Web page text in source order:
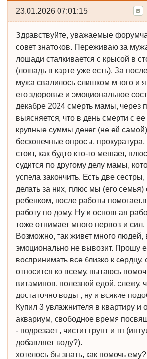
23.01.2026 07:01:15
Здравствуйте, уважаемые
совет знатоков. Переживаю за
лошади сталкивается с крысой в
(лошадь в карте уже есть). За
мужа свалилось слишком много и я
его здоровье и эмоциональное
декабре 2024 смерть мамы, через
выясняется, что в день смерти с
крупные суммы денег (не ей
бесконечные опросы, прокуратура,
стоит, как будто кто-то мешает,
судится по другому делу мамы,
успела закончить. Есть две
делать за них, плюс мы (его семья)
ребенком, после работы
работу по дому. Ну и основная
тоже отнимает много нервов и сил.
Возможно, так живет много людей,
эмоционально не вывозит. Прошу
воспринимать все близко к сердцу,
относится ко всему, пытаюсь
витаминов, полезной едой, слежу,
достаточно воды , ну и всякие
Купил 3 увлажнителя в квартиру и
аквариум, свободное время
- подрезает , чистит грунт и тп
добавляет воду?).
хотелось бы знать, как помочь ему?